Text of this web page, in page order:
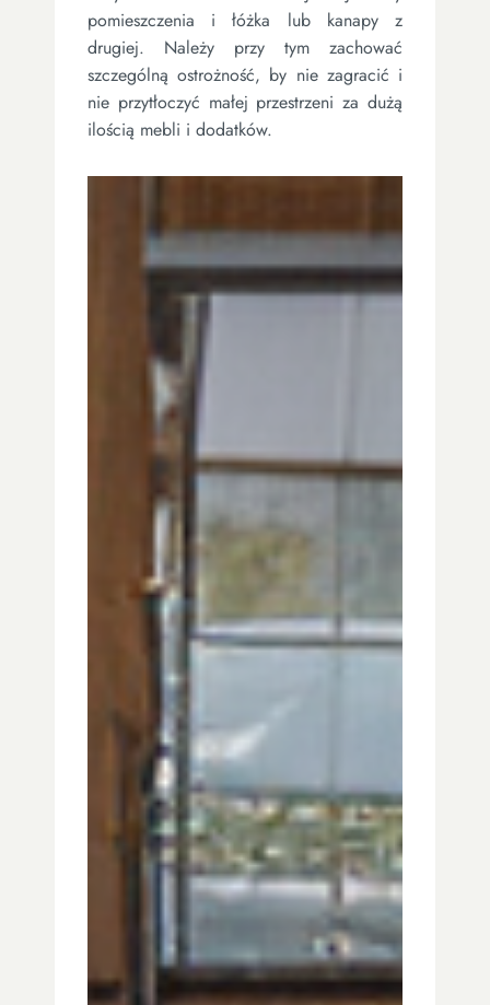
pomieszczenia i łóżka lub kanapy z
drugiej. Należy przy tym zachować
szczególną ostrożność, by nie zagracić i
nie przytłoczyć małej przestrzeni za dużą
ilością mebli i dodatków.